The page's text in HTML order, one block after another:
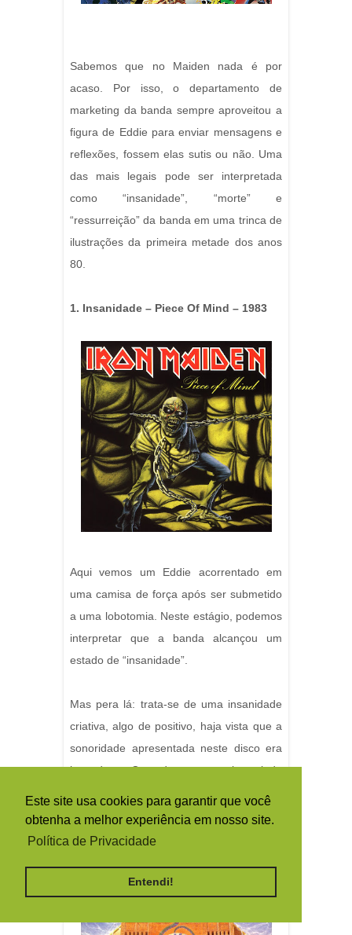
Este site usa cookies para garantir que você
obtenha a melhor experiência em nosso site.
Política de Privacidade
Entendi!
Sabemos que no Maiden nada é por
acaso. Por isso, o departamento de
marketing da banda sempre aproveitou a
figura de Eddie para enviar mensagens e
reflexões, fossem elas sutis ou não. Uma
das mais legais pode ser interpretada
como “insanidade”, “morte” e
“ressurreição” da banda em uma trinca de
ilustrações da primeira metade dos anos
80.
1. Insanidade – Piece Of Mind – 1983
Aqui vemos um Eddie acorrentado em
uma camisa de força após ser submetido
a uma lobotomia. Neste estágio, podemos
interpretar que a banda alcançou um
estado de “insanidade”.
Mas pera lá: trata-se de uma insanidade
criativa, algo de positivo, haja vista que a
sonoridade apresentada neste disco era
inovadora. Contudo, era preciso ainda
2. Morte – Powerslave – 1984